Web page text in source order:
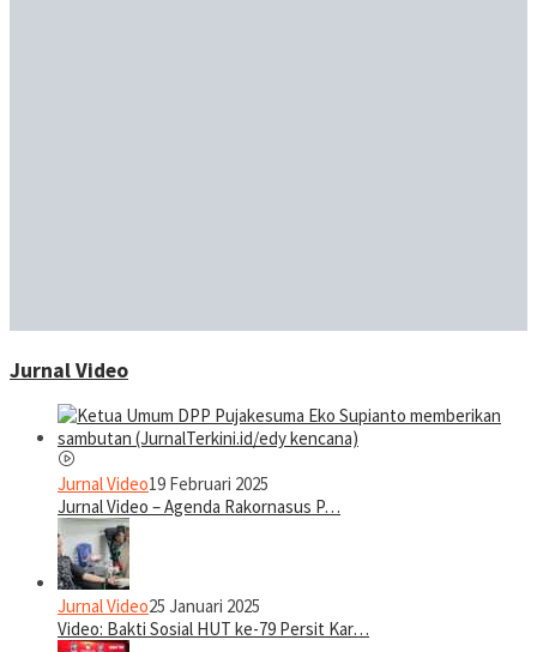
Jurnal Video
Jurnal Video19 Februari 2025
Jurnal Video – Agenda Rakornasus P…
Jurnal Video25 Januari 2025
Video: Bakti Sosial HUT ke-79 Persit Kar…